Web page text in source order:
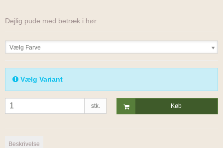
Dejlig pude med betræk i hør
Vælg Farve
Vælg Variant
stk. Køb
Beskrivelse